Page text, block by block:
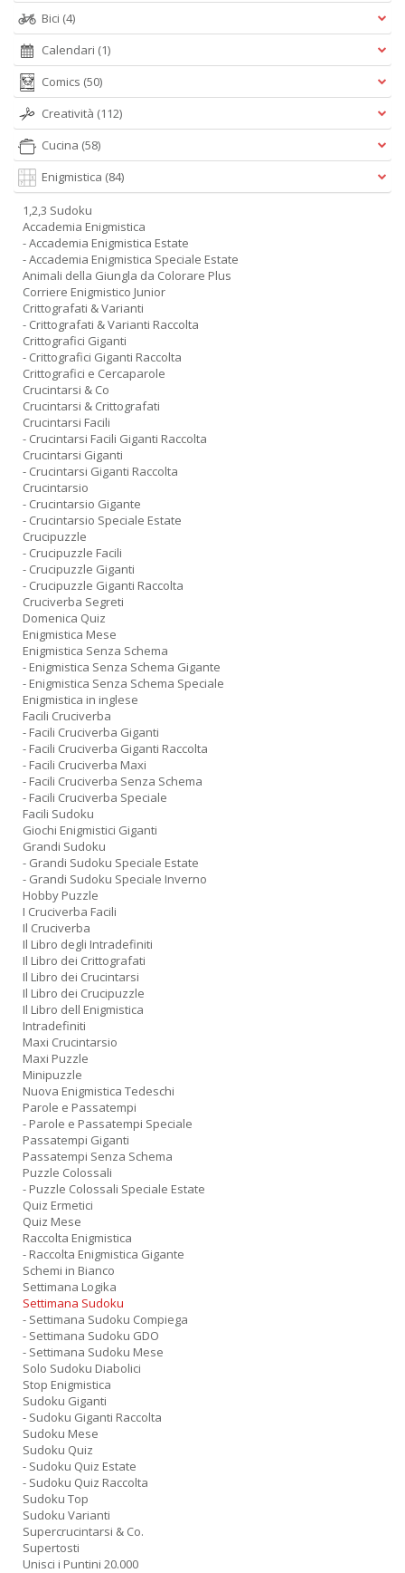
Bici (4)
Calendari (1)
Comics (50)
Creatività (112)
Cucina (58)
Enigmistica (84)
1,2,3 Sudoku
Accademia Enigmistica
- Accademia Enigmistica Estate
- Accademia Enigmistica Speciale Estate
Animali della Giungla da Colorare Plus
Corriere Enigmistico Junior
Crittografati & Varianti
- Crittografati & Varianti Raccolta
Crittografici Giganti
- Crittografici Giganti Raccolta
Crittografici e Cercaparole
Crucintarsi & Co
Crucintarsi & Crittografati
Crucintarsi Facili
- Crucintarsi Facili Giganti Raccolta
Crucintarsi Giganti
- Crucintarsi Giganti Raccolta
Crucintarsio
- Crucintarsio Gigante
- Crucintarsio Speciale Estate
Crucipuzzle
- Crucipuzzle Facili
- Crucipuzzle Giganti
- Crucipuzzle Giganti Raccolta
Cruciverba Segreti
Domenica Quiz
Enigmistica Mese
Enigmistica Senza Schema
- Enigmistica Senza Schema Gigante
- Enigmistica Senza Schema Speciale
Enigmistica in inglese
Facili Cruciverba
- Facili Cruciverba Giganti
- Facili Cruciverba Giganti Raccolta
- Facili Cruciverba Maxi
- Facili Cruciverba Senza Schema
- Facili Cruciverba Speciale
Facili Sudoku
Giochi Enigmistici Giganti
Grandi Sudoku
- Grandi Sudoku Speciale Estate
- Grandi Sudoku Speciale Inverno
Hobby Puzzle
I Cruciverba Facili
Il Cruciverba
Il Libro degli Intradefiniti
Il Libro dei Crittografati
Il Libro dei Crucintarsi
Il Libro dei Crucipuzzle
Il Libro dell Enigmistica
Intradefiniti
Maxi Crucintarsio
Maxi Puzzle
Minipuzzle
Nuova Enigmistica Tedeschi
Parole e Passatempi
- Parole e Passatempi Speciale
Passatempi Giganti
Passatempi Senza Schema
Puzzle Colossali
- Puzzle Colossali Speciale Estate
Quiz Ermetici
Quiz Mese
Raccolta Enigmistica
- Raccolta Enigmistica Gigante
Schemi in Bianco
Settimana Logika
Settimana Sudoku
- Settimana Sudoku Compiega
- Settimana Sudoku GDO
- Settimana Sudoku Mese
Solo Sudoku Diabolici
Stop Enigmistica
Sudoku Giganti
- Sudoku Giganti Raccolta
Sudoku Mese
Sudoku Quiz
- Sudoku Quiz Estate
- Sudoku Quiz Raccolta
Sudoku Top
Sudoku Varianti
Supercrucintarsi & Co.
Supertosti
Unisci i Puntini 20.000